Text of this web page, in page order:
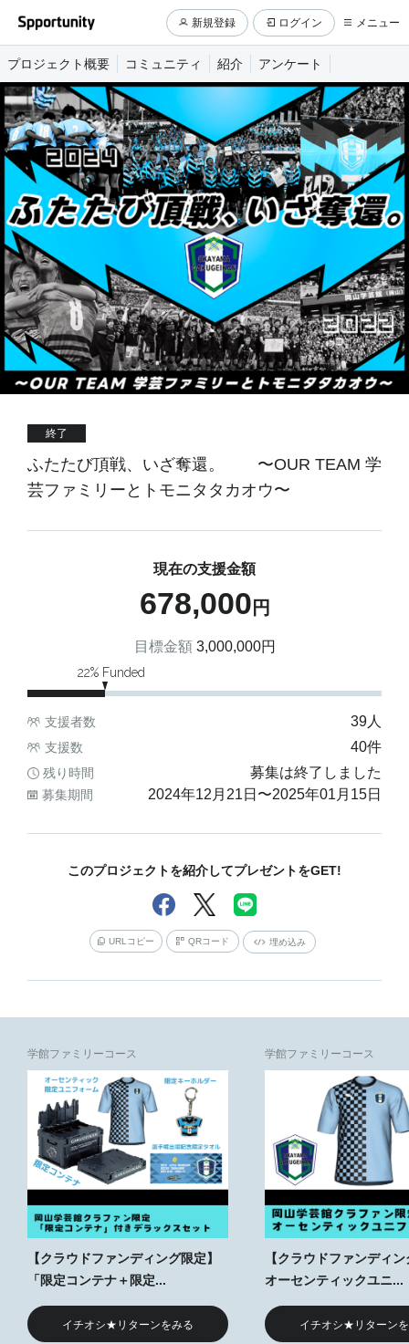
新規登録 ログイン メニュー
プロジェクト概要 コミュニティ 紹介 アンケート
終了
ふたたび頂戦、いざ奪還。 〜OUR TEAM 学
芸ファミリーとトモニタタカオウ〜
現在の支援金額
678,000 円
目標金額 3,000,000円
22% Funded
支援者数 39人
支援数 40件
残り時間 募集は終了しました
募集期間 2024年12月21日 〜2025年01月15日
このプロジェクトを紹介してプレゼントをGET!
URLコピー QRコード 埋め込み
学館ファミリーコース
【クラウドファンディング限定】
「限定コンテナ＋限定...
イチオシ★リターンをみる
学館ファミリーコース
【クラウドファンディ
オーセンティックユニ...
イチオシ★リターン